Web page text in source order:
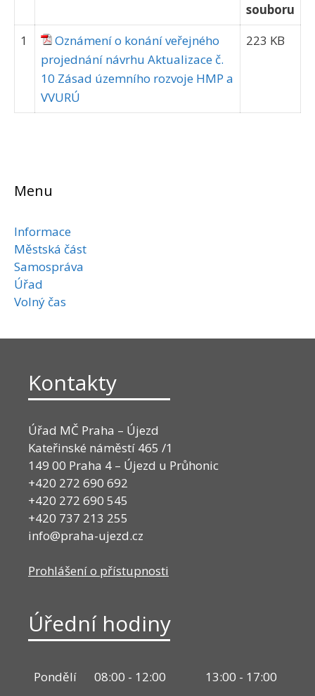
souboru
1
Oznámení o konání veřejného
projednání návrhu Aktualizace č.
10 Zásad územního rozvoje HMP a
VVURÚ
223 KB
Menu
Informace
Městská část
Samospráva
Úřad
Volný čas
Kontakty
Úřad MČ Praha – Újezd
Kateřinské náměstí 465 /1
149 00 Praha 4 – Újezd u Průhonic
+420 272 690 692
+420 272 690 545
+420 737 213 255
info@praha-ujezd.cz
Prohlášení o přístupnosti
Úřední hodiny
Pondělí 08:00 - 12:00
13:00 - 17:00